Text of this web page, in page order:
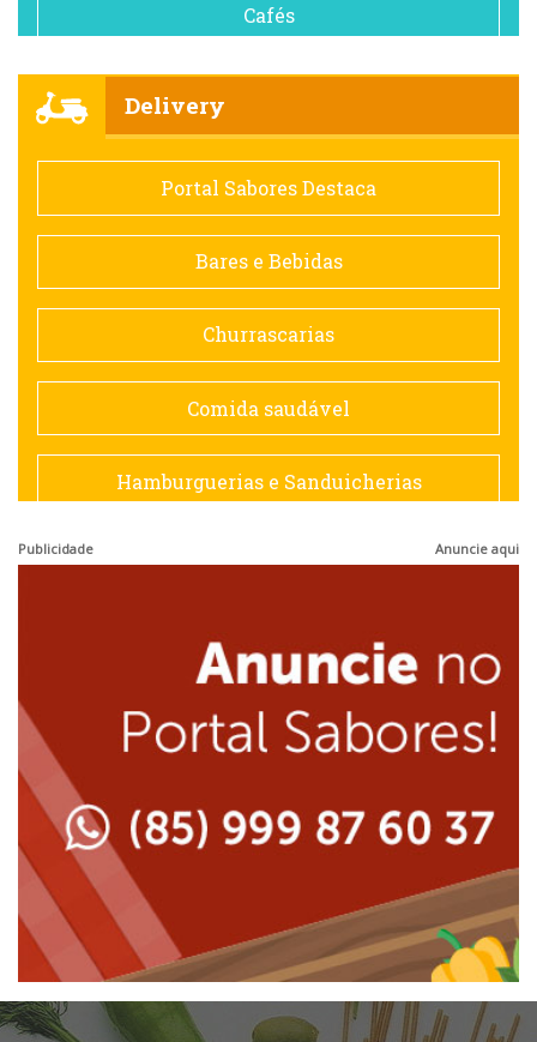
Cafés
Comida saudável
Contemporânea
Doceria
Espanhola
Francesa
Japonesa e Oriental
Lanchonetes
Massas
Peixes e Frutos do Mar
Delivery
Portal Sabores Destaca
Bares e Bebidas
Churrascarias
Comida saudável
Hamburguerias e Sanduicherias
Peixes e Frutos do Mar
Pizzarias
Publicidade Anuncie aqui